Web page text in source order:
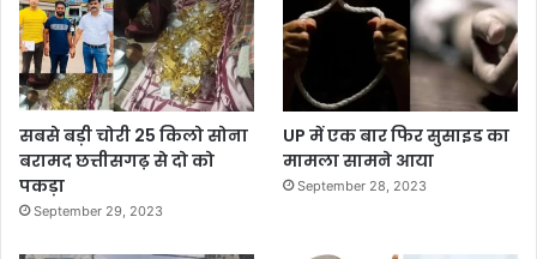
सबसे बड़ी चोरी 25 किलो सोना
बरामद छत्तीसगढ़ से दो को
पकड़ा
September 29, 2023
UP में एक बार फिर सुसाइड का
मामला सामने आया
September 28, 2023